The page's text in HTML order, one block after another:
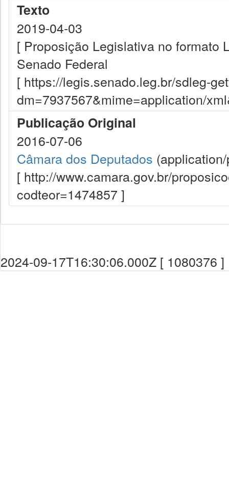
Texto
2019-04-03
[ Proposição Legislativa no formato
Senado Federal
[ https://legis.senado.leg.br/sdleg-
dm=7937567&mime=application/
Publicação Original
2016-07-06
Câmara dos Deputados
[ http://www.camara.gov.br/
codteor=1474857 ]
2024-09-17T16:30:06.000Z [ 1080376 ]